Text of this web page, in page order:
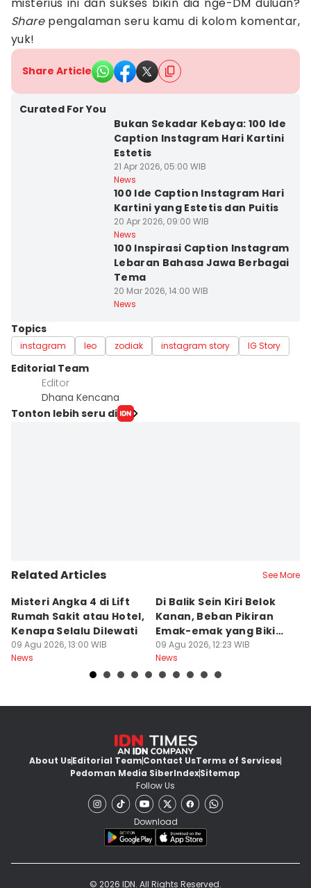
Sharepengalaman seru kamu di kolom komentar,
yuk!
Share Article
Curated For You
Bukan Sekadar Kebaya: 100 Ide
Caption Instagram Hari Kartini
Estetis
21 Apr 2026, 05:00 WIB
News
100 Ide Caption Instagram Hari
Kartini yang Estetis dan Puitis
20 Apr 2026, 09:00 WIB
News
100 Inspirasi Caption Instagram
Lebaran Bahasa Jawa Berbagai
Tema
20 Mar 2026, 14:00 WIB
News
Topics
instagram leo zodiak instagram story IG Story
Editorial Team
Editor
Dhana Kencana
Tonton lebih seru di
Related Articles See More
Misteri Angka 4 di Lift
Rumah Sakit atau Hotel,
Kenapa Selalu Dilewati
09 Agu 2026, 13:00 WIB
News
Di Balik Sein Kiri Belok
Kanan, Beban Pikiran
Emak-emak yang Bikin
Gagal fokus di Jalan
09 Agu 2026, 12:23 WIB
News
About UsEditorial TeamContact UsTerms of Services
Pedoman Media SiberIndexSitemap
Follow Us
Download
© 2026 IDN. All Rights Reserved.